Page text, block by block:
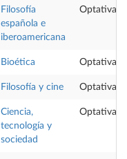
Filosofía
española e
iberoamericana
Optativa
Bioética Optativa
Filosofía y cine Optativa
Ciencia,
tecnología y
sociedad
Optativa